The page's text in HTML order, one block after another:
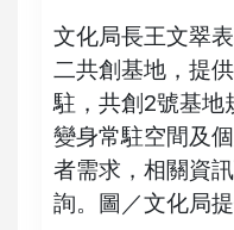
文化局長王文翠
二共創基地，提
駐，共創2號基地
變身常駐空間及
者需求，相關資
詢。圖／文化局